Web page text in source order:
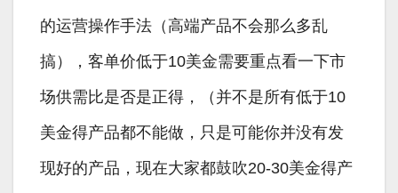
的运营操作手法（高端产品不会那么多乱
搞），客单价低于10美金需要重点看一下市
场供需比是否是正得，（并不是所有低于10
美金得产品都不能做，只是可能你并没有发
现好的产品，现在大家都鼓吹20-30美金得产